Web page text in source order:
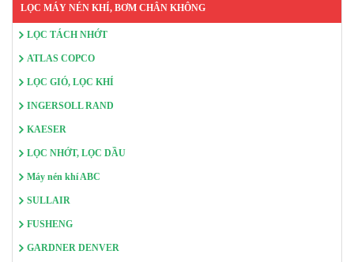
LỌC MÁY NÉN KHÍ, BƠM CHÂN KHÔNG
LỌC TÁCH NHỚT
ATLAS COPCO
LỌC GIÓ, LỌC KHÍ
INGERSOLL RAND
KAESER
LỌC NHỚT, LỌC DẦU
Máy nén khí ABC
SULLAIR
FUSHENG
GARDNER DENVER